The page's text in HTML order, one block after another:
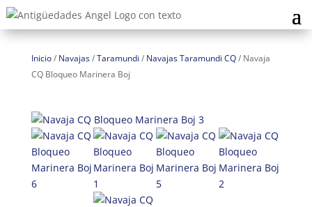
Inicio/ Navajas/Taramundi / Navajas Taramundi CQ/ Navaja
CQ Bloqueo Marinera Boj